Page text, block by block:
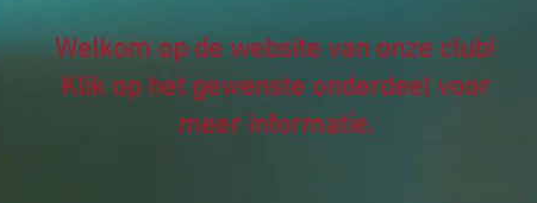
Welkom op de website van onze club!
Klik op het gewenste onderdeel voor
meer informatie.